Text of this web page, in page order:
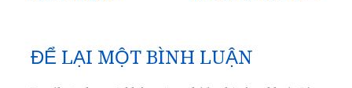
bài
viết
ĐỂ LẠI MỘT BÌNH LUẬN